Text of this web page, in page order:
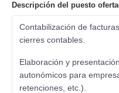
Descripción del puesto
Contabilización de
cierres contables.
Elaboración y
autonómicos para
retenciones, etc.).